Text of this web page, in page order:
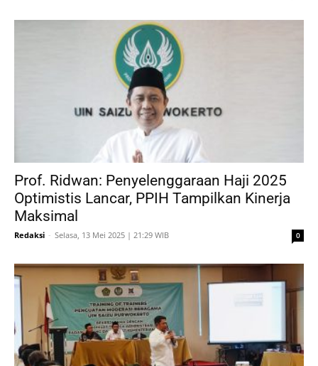
Prof. Ridwan: Penyelenggaraan Haji 2025
Optimistis Lancar, PPIH Tampilkan Kinerja
Maksimal
Redaksi - Selasa, 13 Mei 2025 | 21:29 WIB 0